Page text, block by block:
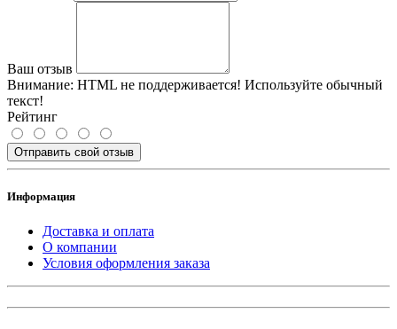
Ваш отзыв
Внимание: HTML не поддерживается! Используйте обычный
текст!
Рейтинг
Отправить свой отзыв
Информация
Доставка и оплата
О компании
Условия оформления заказа